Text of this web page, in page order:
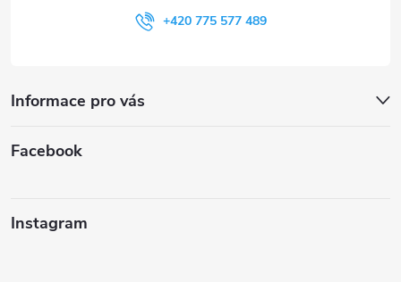
+420 775 577 489
Informace pro vás
Facebook
Instagram